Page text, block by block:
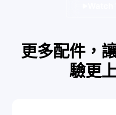
更多配件，
驗更